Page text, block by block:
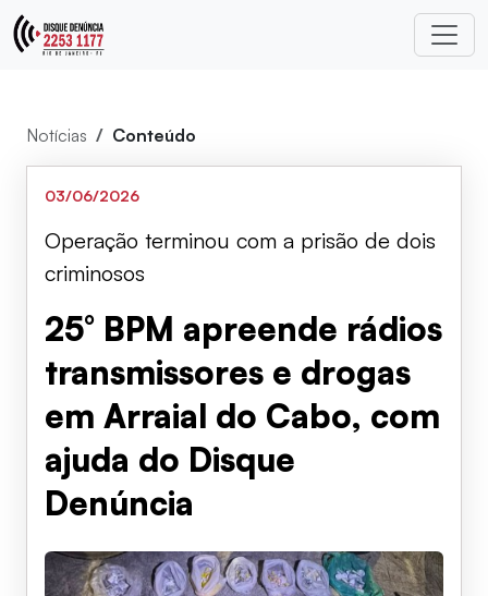
Notícias Conteúdo
03/06/2026
Operação terminou com a prisão de dois
criminosos
25° BPM apreende rádios
transmissores e drogas
em Arraial do Cabo, com
ajuda do Disque
Denúncia